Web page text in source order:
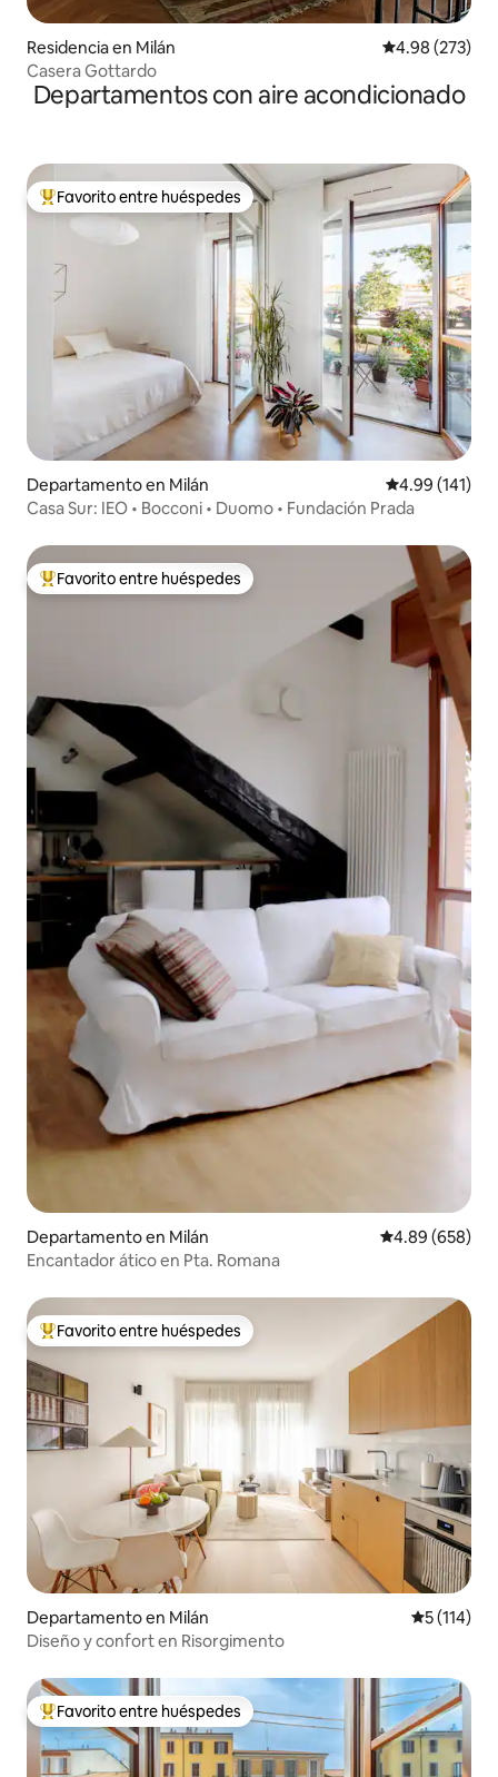
Residencia en Milán Calificación
4.98 (273)
Casera Gottardo
Departamentos con aire acondicionado
De los mejores en Favorito entre huéspedes
Favorito entre huéspedes
Departamento en Milán Calificación
4.99 (141)
Casa Sur: IEO • Bocconi • Duomo • Fundación Prada
De los mejores en Favorito entre huéspedes
Favorito entre huéspedes
Departamento en Milán Calificación
4.89 (658)
Encantador ático en Pta. Romana
De los mejores en Favorito entre huéspedes
Favorito entre huéspedes
Departamento en Milán
5 (114)
Diseño y confort en Risorgimento
De los mejores en Favorito entre huéspedes
Favorito entre huéspedes